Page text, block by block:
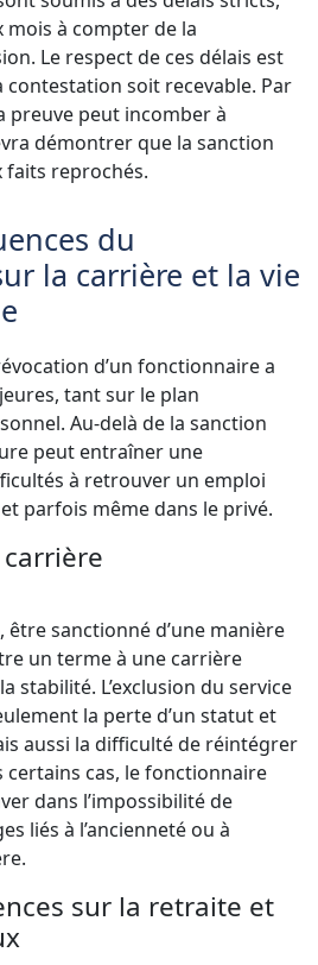
à compter de la
Le respect de ces délais est
soit recevable. Par
preuve peut incomber à
démontrer que la sanction
reprochés.
du
la carrière et la vie
d’un fonctionnaire a
tant sur le plan
Au-delà de la sanction
peut entraîner une
à retrouver un emploi
parfois même dans le privé.
sanctionné d’une manière
un terme à une carrière
stabilité. L’exclusion du service
la perte d’un statut et
aussi la difficulté de réintégrer
certains cas, le fonctionnaire
dans l’impossibilité de
liés à l’ancienneté ou à
sur la retraite et